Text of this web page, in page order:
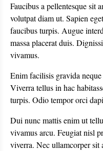
Faucibus a pellentesque sit
volutpat diam ut. Sapien
faucibus turpis. Augue
massa placerat duis.
vivamus.
Enim facilisis gravida
Viverra tellus in hac
turpis. Odio tempor orci
Dui nunc mattis enim ut
vivamus arcu. Feugiat nisl
viverra. Nec ullamcorper sit